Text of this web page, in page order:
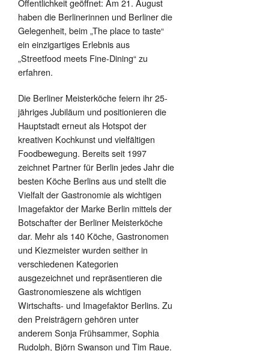
Öffentlichkeit geöffnet: Am 21. August
haben die Berlinerinnen und Berliner die
Gelegenheit, beim „The place to taste“
ein einzigartiges Erlebnis aus
„Streetfood meets Fine-Dining“ zu
erfahren.
Die Berliner Meisterköche feiern ihr 25-
jähriges Jubiläum und positionieren die
Hauptstadt erneut als Hotspot der
kreativen Kochkunst und vielfältigen
Foodbewegung. Bereits seit 1997
zeichnet Partner für Berlin jedes Jahr die
besten Köche Berlins aus und stellt die
Vielfalt der Gastronomie als wichtigen
Imagefaktor der Marke Berlin mittels der
Botschafter der Berliner Meisterköche
dar. Mehr als 140 Köche, Gastronomen
und Kiezmeister wurden seither in
verschiedenen Kategorien
ausgezeichnet und repräsentieren die
Gastronomieszene als wichtigen
Wirtschafts- und Imagefaktor Berlins. Zu
den Preisträgern gehören unter
anderem Sonja Frühsammer, Sophia
Rudolph, Björn Swanson und Tim Raue.